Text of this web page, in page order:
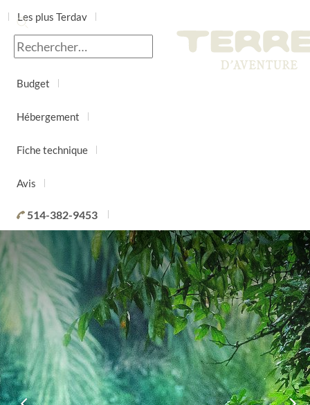
Les plus Terdav
Jour par jour
Budget
Hébergement
Fiche technique
Avis
514-382-9453